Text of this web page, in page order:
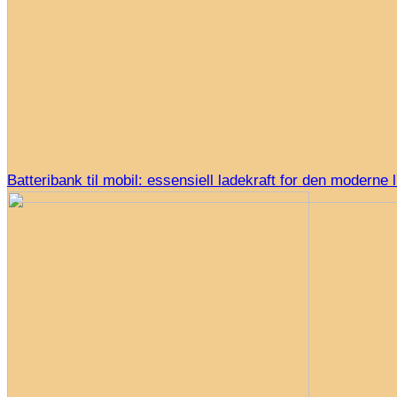
Batteribank til mobil: essensiell ladekraft for den moderne